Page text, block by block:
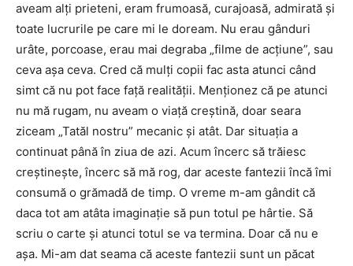
aveam alţi prieteni, eram frumoasă, curajoasă, admirată şi
toate lucrurile pe care mi le doream. Nu erau gânduri
urâte, porcoase, erau mai degraba „filme de acţiune”, sau
ceva aşa ceva. Cred că mulţi copii fac asta atunci când
simt că nu pot face faţă realităţii. Menţionez că pe atunci
nu mă rugam, nu aveam o viaţă creştină, doar seara
ziceam „Tatăl nostru” mecanic şi atât. Dar situaţia a
continuat până în ziua de azi. Acum încerc să trăiesc
creştineşte, încerc să mă rog, dar aceste fantezii încă îmi
consumă o grămadă de timp. O vreme m-am gândit că
daca tot am atâta imaginaţie să pun totul pe hârtie. Să
scriu o carte şi atunci totul se va termina. Doar că nu e
aşa. Mi-am dat seama că aceste fantezii sunt un păcat